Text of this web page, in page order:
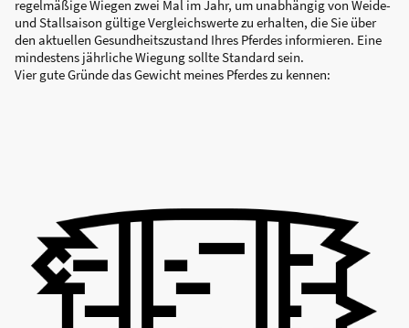
regelmäßige Wiegen zwei Mal im Jahr, um unabhängig von Weide-
und Stallsaison gültige Vergleichswerte zu erhalten, die Sie über
den aktuellen Gesundheitszustand Ihres Pferdes informieren. Eine
mindestens jährliche Wiegung sollte Standard sein.
Vier gute Gründe das Gewicht meines Pferdes zu kennen: